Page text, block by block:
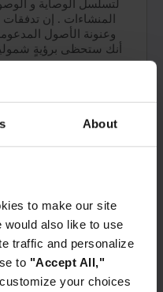
About
to make our site
also like to use
traffic and personalize
to "Accept All,"
customize your choices
لتسلسل الوصاية و
المنشاءات . إن تدفقات
وعنونة الأصول المدعومة
أنك ستحظى برؤيةٍ
الوصول إلى
يوفر تطبيق كونكت من
مخزونك عبر الإنترنت،
البحث في مخزونك
التسليم التي